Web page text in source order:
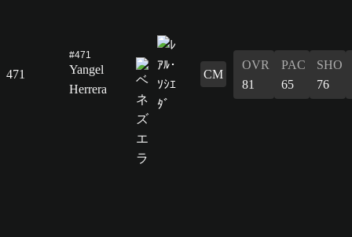
471
#471
Yangel
Herrera
CM
OVR
81
PAC
65
SHO
76